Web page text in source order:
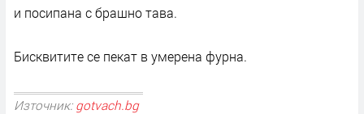
и посипана с брашно тава.
Бисквитите се пекат в умерена фурна.
Източник: gotvach.bg